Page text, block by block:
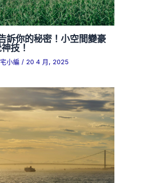
訴你的秘密！小空間變豪
技！
宅小編/ 20 4 月, 2025